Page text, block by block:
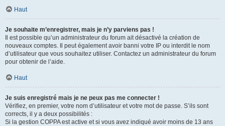
Haut
Je souhaite m’enregistrer, mais je n’y parviens pas !
Il est possible qu’un administrateur du forum ait désactivé la création de
nouveaux comptes. Il peut également avoir banni votre IP ou interdit le nom
d’utilisateur que vous souhaitez utiliser. Contactez un administrateur du forum
pour obtenir de l’aide.
Haut
Je suis enregistré mais je ne peux pas me connecter !
Vérifiez, en premier, votre nom d’utilisateur et votre mot de passe. S’ils sont
corrects, il y a deux possibilités :
Si la gestion COPPA est active et si vous avez indiqué avoir moins de 13 ans